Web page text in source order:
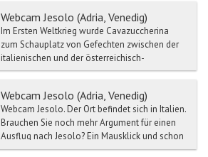
Webcam Jesolo (Adria, Venedig)
Im Ersten Weltkrieg wurde Cavazuccherina
zum Schauplatz von Gefechten zwischen der
italienischen und der österreichisch-
ungarischen Armee. Im 2...
Webcam Jesolo (Adria, Venedig)
Webcam Jesolo. Der Ort befindet sich in Italien.
Brauchen Sie noch mehr Argument für einen
Ausflug nach Jesolo? Ein Mausklick und schon
sind Sie mi...